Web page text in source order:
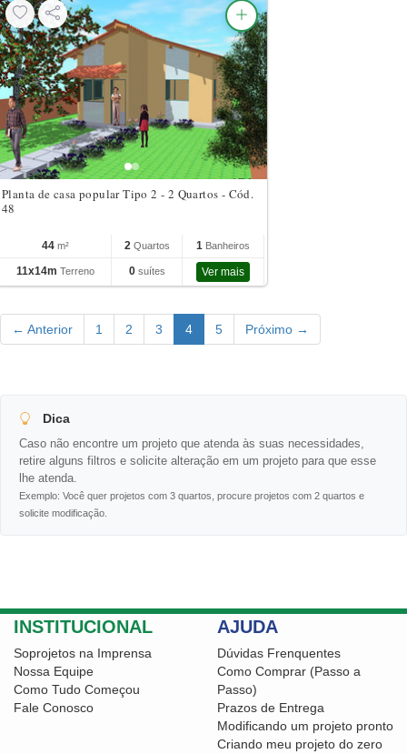
Planta de casa popular Tipo 2 - 2 Quartos - Cód.
48
44 m² 2 Quartos 1 Banheiros
11x14m Terreno 0 suítes Ver mais
← Anterior 1 2 3 4 5 Próximo →
Dica
Caso não encontre um projeto que atenda às suas necessidades,
retire alguns filtros e solicite alteração em um projeto para que esse
lhe atenda.
Exemplo: Você quer projetos com 3 quartos, procure projetos com 2 quartos e
solicite modificação.
INSTITUCIONAL
Soprojetos na Imprensa
Nossa Equipe
Como Tudo Começou
Fale Conosco
AJUDA
Dúvidas Frenquentes
Como Comprar (Passo a
Passo)
Prazos de Entrega
Modificando um projeto pronto
Criando meu projeto do zero